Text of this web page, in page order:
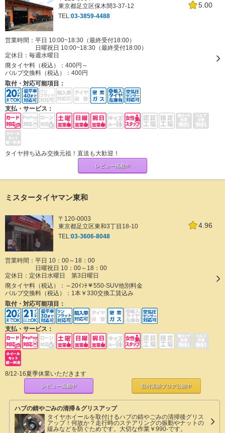
5.00
東京都足立区保木間3-37-12
TEL:03-3859-4488
営業時間：平日 10:00~18:30（最終受付18:00）
日曜祝日 10:00~18:30（最終受付18:00）
定休日： 毎週水曜日
廃タイヤ料（税込）： 400円～
バルブ交換料（税込）： 400円
取付・対応可能項目：
支払・サービス：
タイヤ持ち込み交換元祖！直送も大歓迎！
レビュー掲載中
ミスタータイヤマン東和
4.96
〒120-0003
東京都足立区東和3丁目18-10
TEL:03-3606-8048
営業時間：平日 10：00～18：00
日曜祝日 10：00～18：00
定休日： 定休日水曜日 第3日曜日
廃タイヤ料（税込）： ～20ｲﾝﾁ￥550-SUV他別料金
バルブ交換料（税込）： 1本￥330交換工賃込み
取付・対応可能項目：
支払・サービス：
8/12-16夏季休業いただきます
レビュー掲載中 取付実績ブログ公開中
ハブの錆やごみの清掃＆グリスアップ
タイヤホイールを取付けるハブの錆やごみの清掃後グリス
アップ！何故か？走行時のステアリングの振動やナットの
緩みなどを防ぐためです。大切な作業￥990-です。